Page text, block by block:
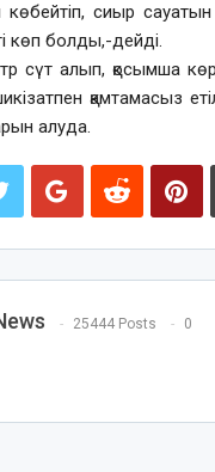
сиыр сауатын
көп болды,-дейді.
сүт алып, қосымша
қамтамасыз
алуда.
25444 Posts 0